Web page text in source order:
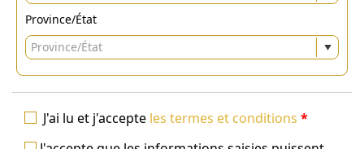
Province/État
Province/État
J'ai lu et j'accepte les termes et conditions *